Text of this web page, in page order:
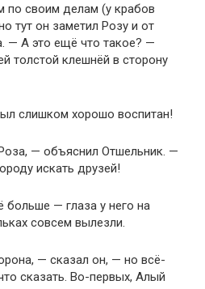
по своим делам (у крабов
тут он заметил Розу и от
— А это ещё что такое? —
толстой клешнёй в сторону
слишком хорошо воспитан!
— объяснил Отшельник. —
искать друзей!
— глаза у него на
совсем вылезли.
— сказал он, — но всё-
сказать. Во-первых, Алый